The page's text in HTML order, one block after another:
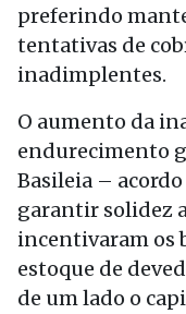
preferindo
tentativas de
inadimplentes.
O aumento da
endurecimento
Basileia –
garantir solidez
incentivaram os
estoque de
de um lado o